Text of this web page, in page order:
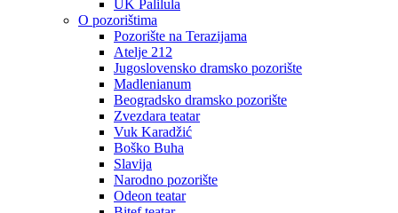
UK Palilula
O pozorištima
Pozorište na Terazijama
Atelje 212
Jugoslovensko dramsko pozorište
Madlenianum
Beogradsko dramsko pozorište
Zvezdara teatar
Vuk Karadžić
Boško Buha
Slavija
Narodno pozorište
Odeon teatar